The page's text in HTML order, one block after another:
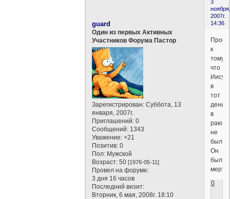
3
ноября,
2007г.
14:36
guard
Один из первых Активных
Участников Форума Пастор
Зарегистрирован: Суббота, 13
января, 2007г.
Приглашений: 0
Сообщений: 1343
Уважение: +21
Позитив: 0
Пол: Мужской
Возраст: 50[1976-05-11]
Провел на форуме:
3 дня 16 часов
Последний визит:
Вторник, 6 мая, 2008г. 18:10
к
тому,
что
Иисус
в
тот
день
в
раю
не
был.
Он
был
мертв
0